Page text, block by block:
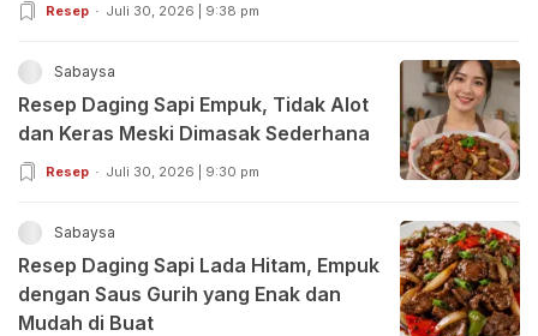
Resep Juli 30, 2026 | 9:38 pm
Sabaysa
Resep Daging Sapi Empuk, Tidak Alot
dan Keras Meski Dimasak Sederhana
Resep Juli 30, 2026 | 9:30 pm
Sabaysa
Resep Daging Sapi Lada Hitam, Empuk
dengan Saus Gurih yang Enak dan
Mudah di Buat